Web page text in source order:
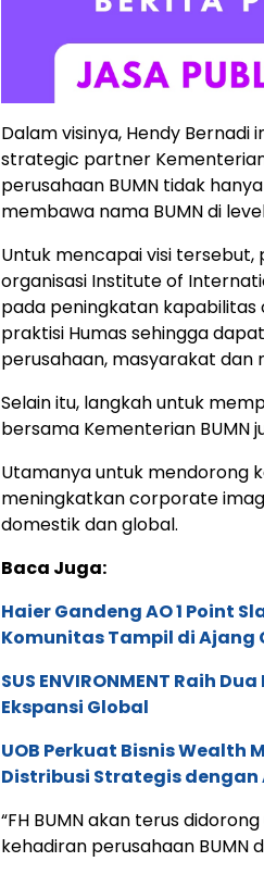
Dalam visinya, Hendy Bernadi
strategic partner
perusahaan BUMN tidak
membawa nama BUMN di
Untuk mencapai visi
organisasi Institute of
pada peningkatan kapabilitas
praktisi Humas sehingga
perusahaan, masyarakat dan
Selain itu, langkah untuk
bersama Kementerian BUMN
Utamanya untuk mendorong
meningkatkan corporate
domestik dan global.
Baca Juga:
Haier Gandeng AO 1 Point
Komunitas Tampil di Ajang
SUS ENVIRONMENT Raih
Ekspansi Global
UOB Perkuat Bisnis
Distribusi Strategis
“FH BUMN akan terus
kehadiran perusahaan BUMN